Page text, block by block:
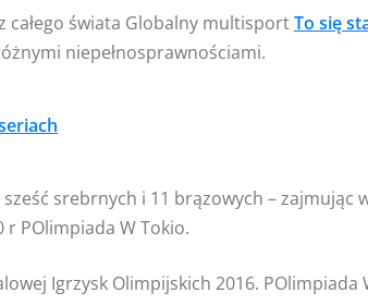
całego świata Globalny multisportTo się
niepełnosprawnościami.
srebrnych i 11 brązowych – zajmując
r POlimpiada W Tokio.
Igrzysk Olimpijskich 2016. POlimpiada